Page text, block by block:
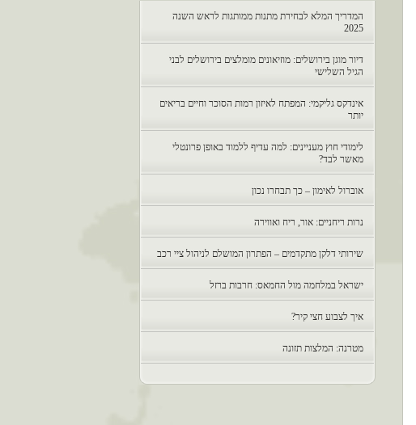
המדריך המלא לבחירת מתנות ממותגות לראש השנה
2025
דיור מוגן בירושלים: מוזיאונים מומלצים בירושלים לבני
הגיל השלישי
אינדקס גליקמי: המפתח לאיזון רמות הסוכר וחיים בריאים
יותר
לימודי חוץ מעניינים: למה עדיף ללמוד באופן פרונטלי
מאשר לבד?
אוברול לאימון – כך תבחרו נכון
נרות ריחניים: אור, ריח ואווירה
שירותי דלקן מתקדמים – הפתרון המושלם לניהול ציי רכב
ישראל במלחמה מול החמאס: חרבות ברזל
איך לצבוע חצי קיר?
מטרנה: המלצות תזונה